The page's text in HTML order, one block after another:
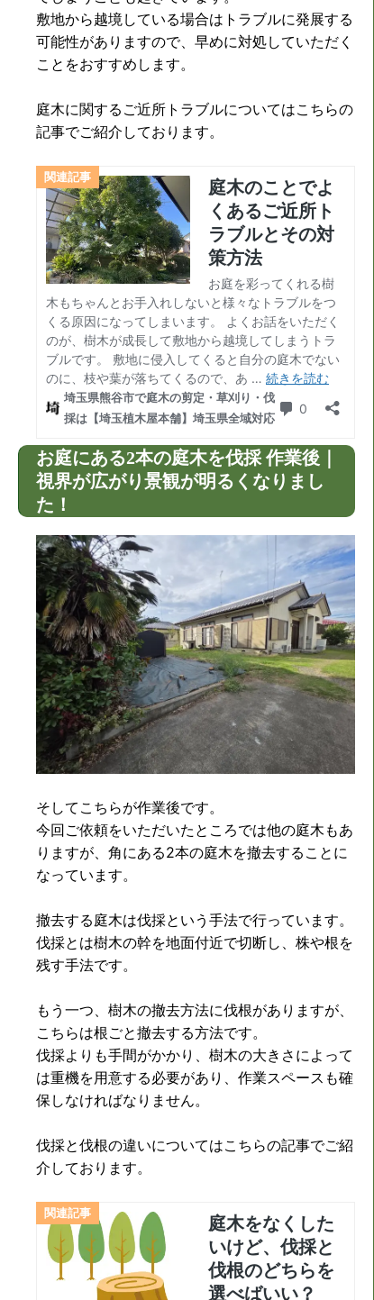
敷地から越境している場合はトラブルに発展する
可能性がありますので、早めに対処していただく
ことをおすすめします。
庭木に関するご近所トラブルについてはこちらの
記事でご紹介しております。
お庭にある2本の庭木を伐採 作業後｜
視界が広がり景観が明るくなりまし
た！
そしてこちらが作業後です。
今回ご依頼をいただいたところでは他の庭木もあ
りますが、角にある2本の庭木を撤去することに
なっています。
撤去する庭木は伐採という手法で行っています。
伐採とは樹木の幹を地面付近で切断し、株や根を
残す手法です。
もう一つ、樹木の撤去方法に伐根がありますが、
こちらは根ごと撤去する方法です。
伐採よりも手間がかかり、樹木の大きさによって
は重機を用意する必要があり、作業スペースも確
保しなければなりません。
伐採と伐根の違いについてはこちらの記事でご紹
介しております。